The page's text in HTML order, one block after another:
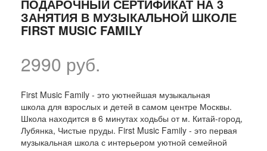
ПОДАРОЧНЫЙ СЕРТИФИКАТ НА 3
ЗАНЯТИЯ В МУЗЫКАЛЬНОЙ ШКОЛЕ
FIRST MUSIC FAMILY
2990 руб.
First Music Family - это уютнейшая музыкальная
школа для взрослых и детей в самом центре Москвы.
Школа находится в 6 минутах ходьбы от м. Китай-город,
Лубянка, Чистые пруды. First Music Family - это первая
музыкальная школа с интерьером уютной семейной